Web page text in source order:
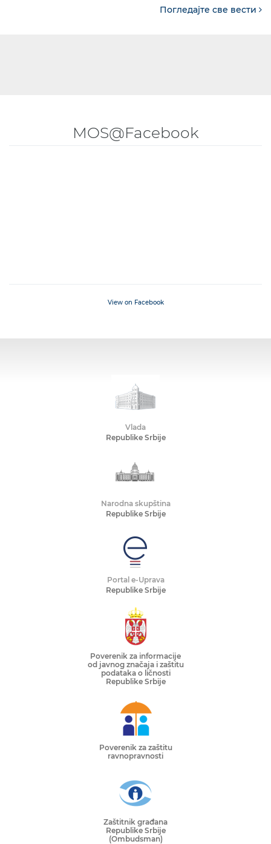
Погледајте све вести
MOS@Facebook
View on Facebook
Vlada
Republike Srbije
Narodna skupština
Republike Srbije
Portal e-Uprava
Republike Srbije
Poverenik za informacije
od javnog značaja i zaštitu
podataka o ličnosti
Republike Srbije
Poverenik za zaštitu
ravnopravnosti
Zaštitnik građana
Republike Srbije
(Ombudsman)